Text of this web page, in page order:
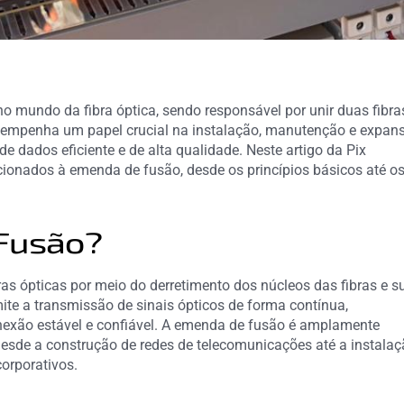
mundo da fibra óptica, sendo responsável por unir duas
um papel crucial na instalação, manutenção e
dados eficiente e de alta qualidade. Neste artigo da Pix
à emenda de fusão, desde os princípios básicos até
ópticas por meio do derretimento dos núcleos das fibras e
a transmissão de sinais ópticos de forma contínua,
estável e confiável. A emenda de fusão é amplamente
a construção de redes de telecomunicações até a